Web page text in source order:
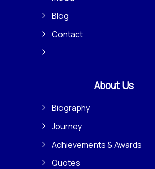
Blog
Contact
About Us
Biography
Journey
Achievements & Awards
Quotes